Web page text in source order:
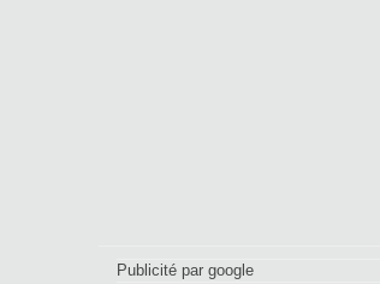
Publicité par google